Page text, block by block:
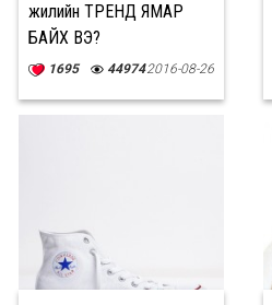
жилийн ТРЕНД ЯМАР
БАЙХ ВЭ?
1695 449742016-08-26